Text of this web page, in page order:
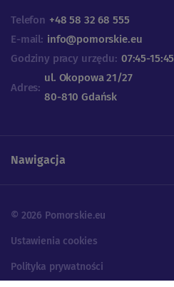
Telefon +48 58 32 68 555
E-mail: info@pomorskie.eu
Godziny pracy urzędu: 07:45-15:45
Adres:
ul. Okopowa 21/27
80-810 Gdańsk
Nawigacja
© 2026 Pomorskie.eu
Ustawienia cookies
Polityka prywatności